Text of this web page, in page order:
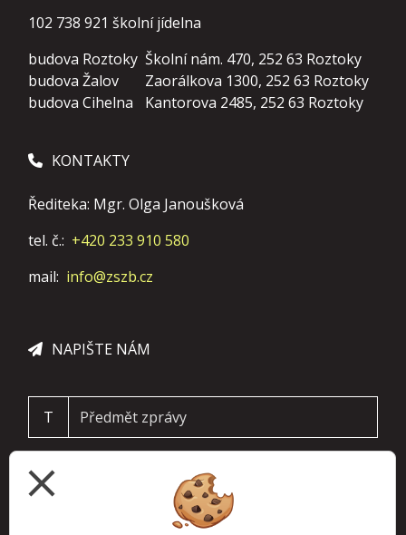
102 738 921 školní jídelna
budova Roztoky Školní nám. 470, 252 63 Roztoky
budova Žalov
Zaorálkova 1300, 252 63 Roztoky
budova Cihelna
Kantorova 2485, 252 63 Roztoky
KONTAKTY
Řediteka: Mgr. Olga Janoušková
tel. č.: +420 233 910 580
mail: info@zszb.cz
NAPIŠTE NÁM
T
close